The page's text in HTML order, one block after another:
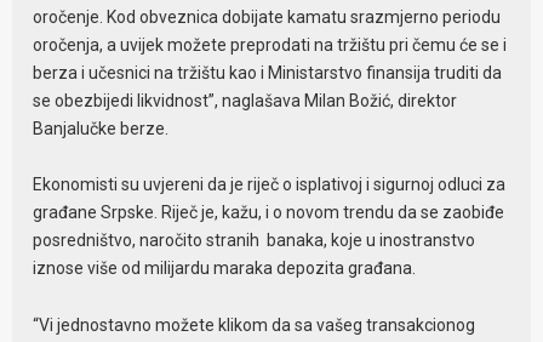
oročenje. Kod obveznica dobijate kamatu srazmjerno periodu
oročenja, a uvijek možete preprodati na tržištu pri čemu će se i
berza i učesnici na tržištu kao i Ministarstvo finansija truditi da
se obezbijedi likvidnost”, naglašava Milan Božić, direktor
Banjalučke berze.
Ekonomisti su uvjereni da je riječ o isplativoj i sigurnoj odluci za
građane Srpske. Riječ je, kažu, i o novom trendu da se zaobiđe
posredništvo, naročito stranih banaka, koje u inostranstvo
iznose više od milijardu maraka depozita građana.
“Vi jednostavno možete klikom da sa vašeg transakcionog